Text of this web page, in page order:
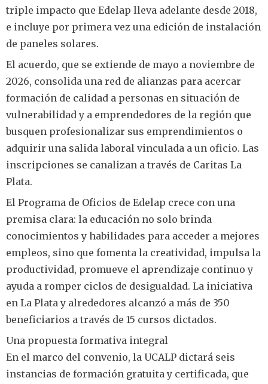
triple impacto que Edelap lleva adelante desde 2018,
e incluye por primera vez una edición de instalación
de paneles solares.
El acuerdo, que se extiende de mayo a noviembre de
2026, consolida una red de alianzas para acercar
formación de calidad a personas en situación de
vulnerabilidad y a emprendedores de la región que
busquen profesionalizar sus emprendimientos o
adquirir una salida laboral vinculada a un oficio. Las
inscripciones se canalizan a través de Caritas La
Plata.
El Programa de Oficios de Edelap crece con una
premisa clara: la educación no solo brinda
conocimientos y habilidades para acceder a mejores
empleos, sino que fomenta la creatividad, impulsa la
productividad, promueve el aprendizaje continuo y
ayuda a romper ciclos de desigualdad. La iniciativa
en La Plata y alrededores alcanzó a más de 350
beneficiarios a través de 15 cursos dictados.
Una propuesta formativa integral
En el marco del convenio, la UCALP dictará seis
instancias de formación gratuita y certificada, que